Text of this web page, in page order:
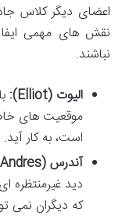
اعضای دیگر کلاس
نقش های مهمی
نباشند.
الیوت (Elliot):
موقعیت های
است، به کار
آندرس (Andres):
دید غیرمنتظره
که دیگران نمی